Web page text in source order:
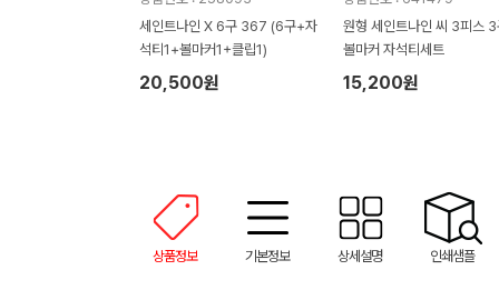
세인트나인 X 6구 367 (6구+자
석티1+볼마커1+클립1)
20,500원
원형 세인트나인 씨 3피스 3
볼마커 자석티세트
15,200원
상품정보 기본정보 상세설명 인쇄샘플